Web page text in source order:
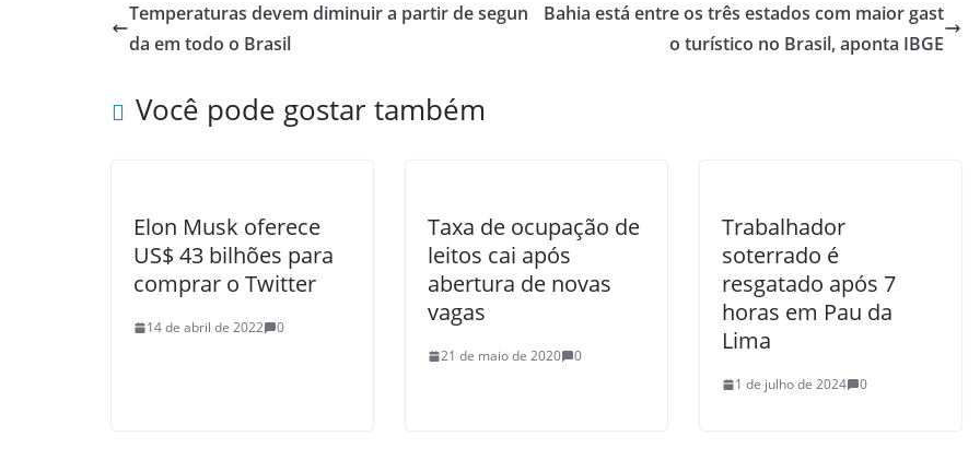
Temperaturas devem diminuir a partir de segun
da em todo o Brasil
Bahia está entre os três estados com maior gast
o turístico no Brasil, aponta IBGE
Você pode gostar também
Elon Musk oferece
US$ 43 bilhões para
comprar o Twitter
14 de abril de 2022 0
Taxa de ocupação de
leitos cai após
abertura de novas
vagas
21 de maio de 2020 0
Trabalhador
soterrado é
resgatado após 7
horas em Pau da
Lima
1 de julho de 2024 0